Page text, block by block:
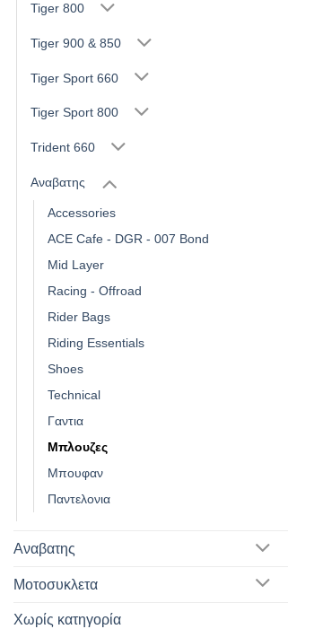
Tiger 800
Tiger 900 & 850
Tiger Sport 660
Tiger Sport 800
Trident 660
Αναβατης
Accessories
ACE Cafe - DGR - 007 Bond
Mid Layer
Racing - Offroad
Rider Bags
Riding Essentials
Shoes
Technical
Γαντια
Μπλουζες
Μπουφαν
Παντελονια
Αναβατης
Μοτοσυκλετα
Χωρίς κατηγορία